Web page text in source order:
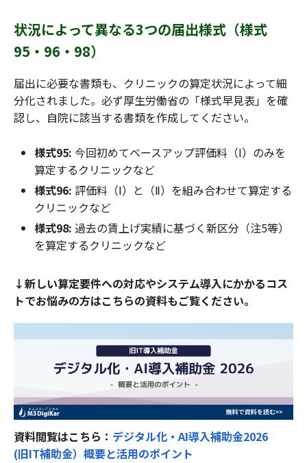
状況によって異なる3つの届出様式（様式
95・96・98）
届出に必要な書類も、クリニックの算定状況によって細
分化されました。必ず厚生労働省の「様式早見表」を確
認し、自院に該当する書類を作成してください。
様式95: 今回初めてベースアップ評価料（Ⅰ）のみを
算定するクリニックなど
様式96: 評価料（Ⅰ）と（Ⅱ）を組み合わせて算定する
クリニックなど
様式98: 過去の賃上げ実績に基づく新区分（注5等）
を算定するクリニックなど
↓新しい算定要件への対応やシステム導入にかかるコス
トでお悩みの方はこちらの資料もご覧ください。
資料閲覧はこちら： デジタル化・AI導入補助金2026
(旧IT補助金）概要と活用のポイント